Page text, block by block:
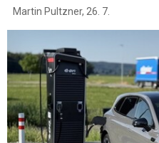
Martin Pultzner, 26. 7.